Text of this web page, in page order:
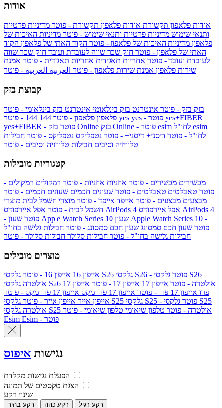
אודות
אודות פלאפון תקשורת אודות פלאפון תקשורת - פוטר מדיניות פרטיות
ותנאי שימוש מדיניות פרטיות ותנאי שימוש - פוטר מדיניות האיכות של
פלאפון מדיניות האיכות של פלאפון - פוטר הקוד האתי של פלאפון הקוד
האתי של פלאפון - פוטר חוק שכר שווה לעובדת ועובד חוק שכר שווה
לעובדת ועובד - פוטר אחריות תאגידית אחריות תאגידית - פוטר אמנת
שירות פלאפון אמנת שירות פלאפון - פוטר العربية العربية - פוטר
קבוצת בזק
בזק בזק - פוטר אינטרנט בזק בינלאומי אינטרנט בזק בינלאומי - פוטר
פלאפון פלאפון - פוטר 144 yes
yes+FIBER
yes+FIBER - פוטר בזק Online
esim
לחו"ל - פוטר דיסני+ דיסני+ - פוטר נטפליקס נטפליקס - פוטר חבילות
טלוויזיה וסיבים חבילות טלוויזיה וסיבים - פוטר
קטגוריות מובילות
מכשירים מכשירים - פוטר אוזניות אוזניות - פוטר רמקולים רמקולים -
פוטר טאבלטים טאבלטים - פוטר שעונים חכמים שעונים חכמים - פוטר
מבצעים מבצעים - פוטר אייפד אייפד - פוטר מוצרי חשמל לבית מוצרי
חשמל לבית - פוטר אפל איירפודס AirPods 4 אפל איירפודס AirPods 4
- פוטר שעון Apple Watch Series 10 שעון Apple Watch Series 10 -
פוטר שעון חכם סמסונג שעון חכם סמסונג - פוטר חבילות גלישה בחו"ל
חבילות גלישה בחו"ל - פוטר חבילות סלולר חבילות סלולר - פוטר
מוצרים מובילים
אייפון 16 אייפון 16 - פוטר גלקסי S26 גלקסי S26 - פוטר גלקסי S26
אולטרה
גלקסי S26 אולטרה - פוטר אייפון 17 אייפון 17 - פוטר
אייפון 17
פרו אייפון 17 פרו - פוטר אייפון 17 פרו מקס
אייפון 17 פרו מקס - פוטר
אייפון אייר אייפון אייר - פוטר גלקסי S25 גלקסי S25 - פוטר גלקסי S25
אולטרה
גלקסי S25 אולטרה - פוטר טלפון שיאומי טלפון שיאומי - פוטר
Esim
Esim - פוטר
נגישות איפוס
הפעלת נגישות מקלדת
הצגת טקסטים של תמונה
שינוי רקע
רקע בהיר רקע כהה רקע רגיל